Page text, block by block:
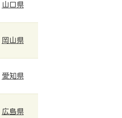
山口県
岡山県
愛知県
広島県